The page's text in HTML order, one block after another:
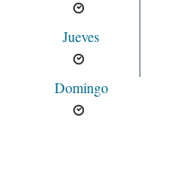
Jueves
Domingo